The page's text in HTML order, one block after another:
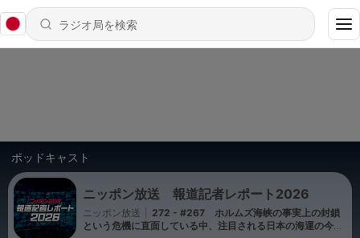
ポッドキャスト
ニッポン放送 報道記者レポート2026
ニッポン放送
272 - #267 ホルムズ海峡の事実上の封鎖
という危機に直面している中、注目される日本の海運の今